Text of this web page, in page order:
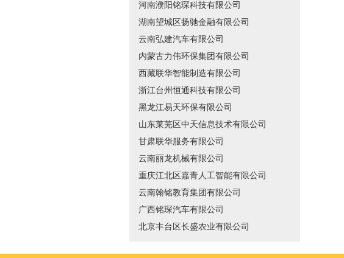
河南濮阳铭琛科技有限公司
湖南望城区扬驰金融有限公司
云南弘建汽车有限公司
内蒙古力伟环保集团有限公司
西藏联华智能制造有限公司
浙江台州恒通科技有限公司
黑龙江易天环保有限公司
山东莱芜区中天信息技术有限公司
甘肃联华服务有限公司
云南丽龙机械有限公司
重庆江北区嘉青人工智能有限公司
云南翰铭教育集团有限公司
广西铭琛汽车有限公司
北京丰台区长盛农业有限公司